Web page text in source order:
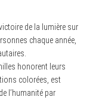
de la lumière sur
chaque année,
honorent leurs
colorées, est
l’humanité par